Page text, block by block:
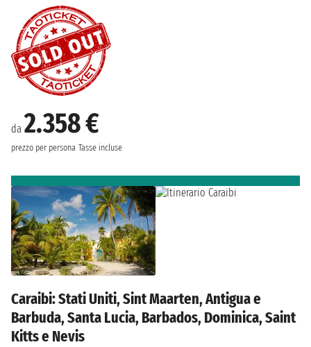
da 2.358 €
prezzo per persona Tasse incluse
Caraibi: Stati Uniti, Sint Maarten, Antigua e
Barbuda, Santa Lucia, Barbados, Dominica, Saint
Kitts e Nevis